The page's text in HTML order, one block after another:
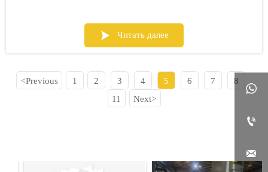
 Читать далее
<Previous 1 2 3 4 5 6 7 8
11 Next>


